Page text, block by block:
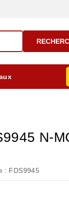
N-
: FDS9945